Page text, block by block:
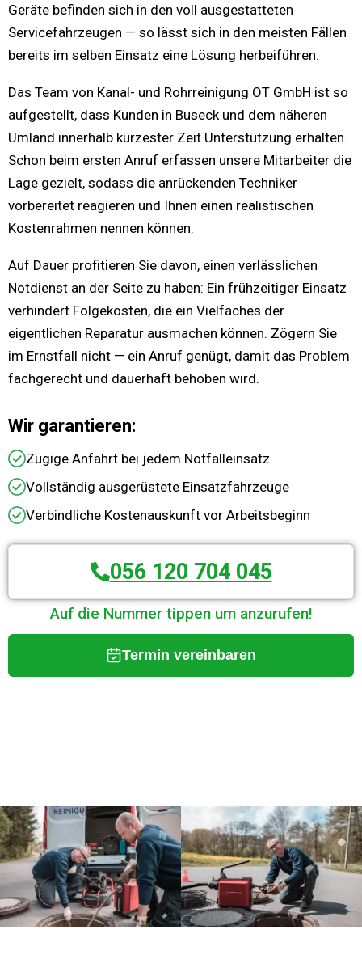
Geräte befinden sich in den voll ausgestatteten
Servicefahrzeugen — so lässt sich in den meisten Fällen
bereits im selben Einsatz eine Lösung herbeiführen.
Das Team von Kanal- und Rohrreinigung OT GmbH ist so
aufgestellt, dass Kunden in Buseck und dem näheren
Umland innerhalb kürzester Zeit Unterstützung erhalten.
Schon beim ersten Anruf erfassen unsere Mitarbeiter die
Lage gezielt, sodass die anrückenden Techniker
vorbereitet reagieren und Ihnen einen realistischen
Kostenrahmen nennen können.
Auf Dauer profitieren Sie davon, einen verlässlichen
Notdienst an der Seite zu haben: Ein frühzeitiger Einsatz
verhindert Folgekosten, die ein Vielfaches der
eigentlichen Reparatur ausmachen können. Zögern Sie
im Ernstfall nicht — ein Anruf genügt, damit das Problem
fachgerecht und dauerhaft behoben wird.
Wir garantieren:
Zügige Anfahrt bei jedem Notfalleinsatz
Vollständig ausgerüstete Einsatzfahrzeuge
Verbindliche Kostenauskunft vor Arbeitsbeginn
056 120 704 045
Auf die Nummer tippen um anzurufen!
Termin vereinbaren